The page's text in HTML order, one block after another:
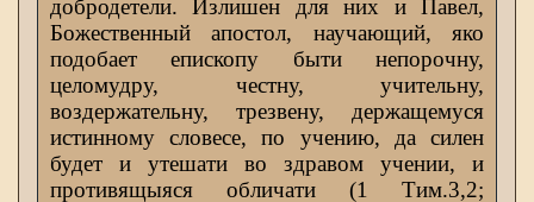
добродетели. Излишен для них и Павел,
Божественный апостол, научающий, яко
подобает епископу быти непорочну,
целомудру, честну, учительну,
воздержательну, трезвену, держащемуся
истинному словесе, по учению, да силен
будет и утешати во здравом учении, и
противящыяся обличати (1 Тим.3,2;